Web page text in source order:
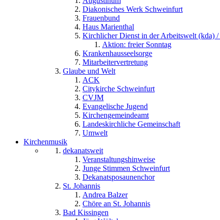
Diakonisches Werk Schweinfurt
Frauenbund
Haus Marienthal
Kirchlicher Dienst in der Arbeitswelt (kda) /
Aktion: freier Sonntag
Krankenhausseelsorge
Mitarbeitervertretung
Glaube und Welt
ACK
Citykirche Schweinfurt
CVJM
Evangelische Jugend
Kirchengemeindeamt
Landeskirchliche Gemeinschaft
Umwelt
Kirchenmusik
dekanatsweit
Veranstaltungshinweise
Junge Stimmen Schweinfurt
Dekanatsposaunenchor
St. Johannis
Andrea Balzer
Chöre an St. Johannis
Bad Kissingen